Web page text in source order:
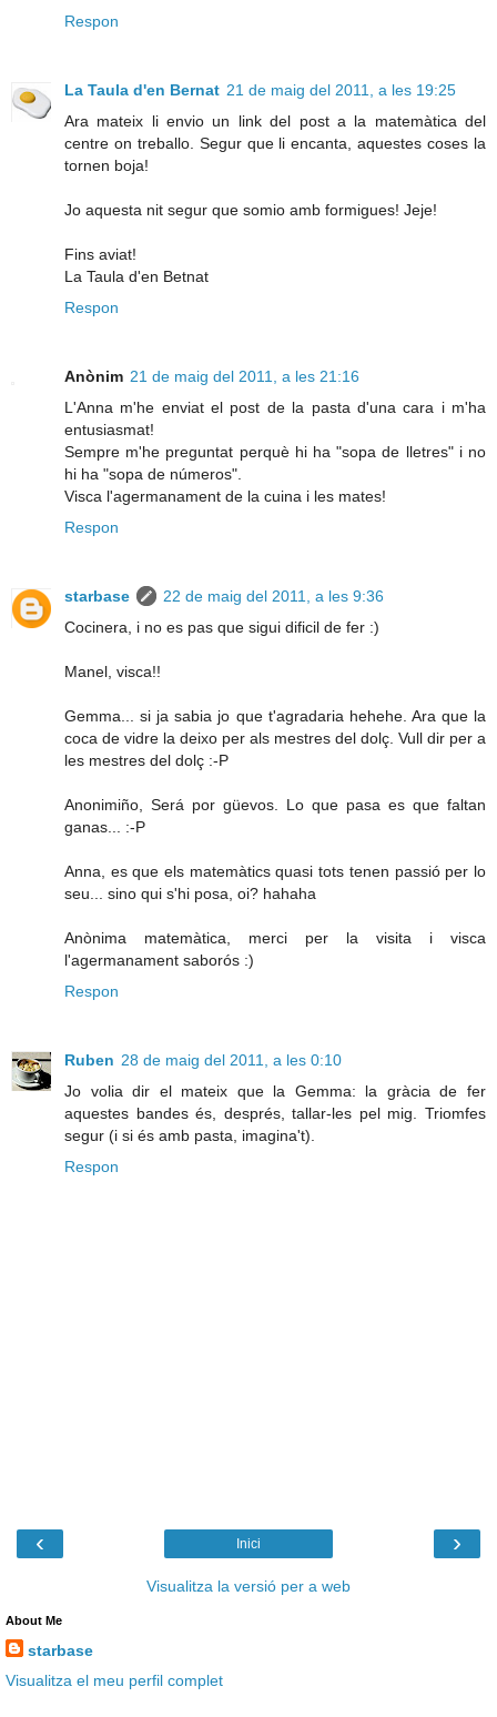
Respon
La Taula d'en Bernat 21 de maig del 2011, a les 19:25
Ara mateix li envio un link del post a la matemàtica del
centre on treballo. Segur que li encanta, aquestes coses la
tornen boja!
Jo aquesta nit segur que somio amb formigues! Jeje!
Fins aviat!
La Taula d'en Betnat
Respon
Anònim 21 de maig del 2011, a les 21:16
L'Anna m'he enviat el post de la pasta d'una cara i m'ha
entusiasmat!
Sempre m'he preguntat perquè hi ha "sopa de lletres" i no
hi ha "sopa de números".
Visca l'agermanament de la cuina i les mates!
Respon
starbase
22 de maig del 2011, a les 9:36
Cocinera, i no es pas que sigui dificil de fer :)
Manel, visca!!
Gemma... si ja sabia jo que t'agradaria hehehe. Ara que la
coca de vidre la deixo per als mestres del dolç. Vull dir per a
les mestres del dolç :-P
Anonimiño, Será por güevos. Lo que pasa es que faltan
ganas... :-P
Anna, es que els matemàtics quasi tots tenen passió per lo
seu... sino qui s'hi posa, oi? hahaha
Anònima matemàtica, merci per la visita i visca
l'agermanament saborós :)
Respon
Ruben 28 de maig del 2011, a les 0:10
Jo volia dir el mateix que la Gemma: la gràcia de fer
aquestes bandes és, després, tallar-les pel mig. Triomfes
segur (i si és amb pasta, imagina't).
Respon
‹ ›
Inici
Visualitza la versió per a web
About Me
starbase
Visualitza el meu perfil complet